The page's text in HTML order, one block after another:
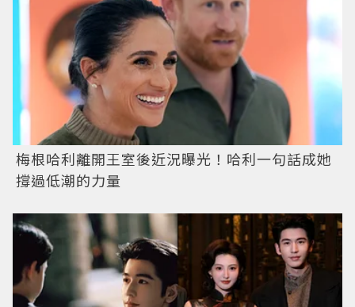
梅根哈利離開王室後近況曝光！哈利一句話成她
撐過低潮的力量